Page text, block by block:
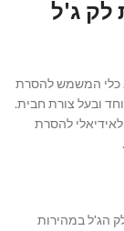
לק ג'ל
כלי המשמש להסרת
ובעל צורת חבית.
להסרת
הג'ל במהירות